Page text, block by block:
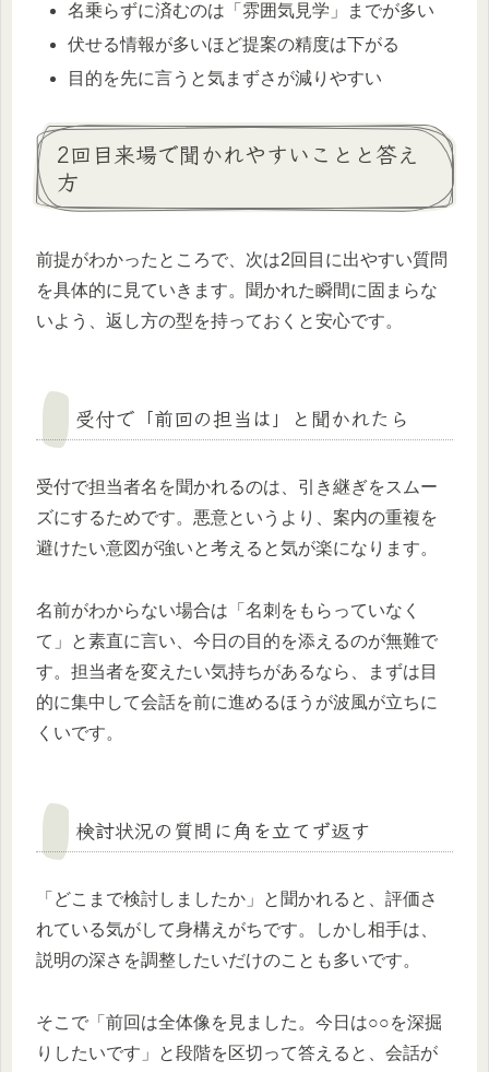
名乗らずに済むのは「雰囲気見学」までが多い
伏せる情報が多いほど提案の精度は下がる
目的を先に言うと気まずさが減りやすい
2回目来場で聞かれやすいことと答え
方
前提がわかったところで、次は2回目に出やすい質問
を具体的に見ていきます。聞かれた瞬間に固まらな
いよう、返し方の型を持っておくと安心です。
受付で「前回の担当は」と聞かれたら
受付で担当者名を聞かれるのは、引き継ぎをスムー
ズにするためです。悪意というより、案内の重複を
避けたい意図が強いと考えると気が楽になります。
名前がわからない場合は「名刺をもらっていなく
て」と素直に言い、今日の目的を添えるのが無難で
す。担当者を変えたい気持ちがあるなら、まずは目
的に集中して会話を前に進めるほうが波風が立ちに
くいです。
検討状況の質問に角を立てず返す
「どこまで検討しましたか」と聞かれると、評価さ
れている気がして身構えがちです。しかし相手は、
説明の深さを調整したいだけのことも多いです。
そこで「前回は全体像を見ました。今日は○○を深掘
りしたいです」と段階を区切って答えると、会話が